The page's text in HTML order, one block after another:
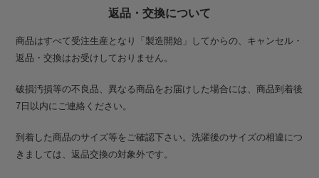
返品・交換について
商品はすべて受注生産となり「製造開始」してからの、キャンセル・
返品・交換はお受けしておりません。
破損汚損等の不良品、異なる商品をお届けした場合には、商品到着後
7日以内にご連絡ください。
到着した商品のサイズ等をご確認下さい。洗濯後のサイズの相違につ
きましては、返品交換の対象外です。